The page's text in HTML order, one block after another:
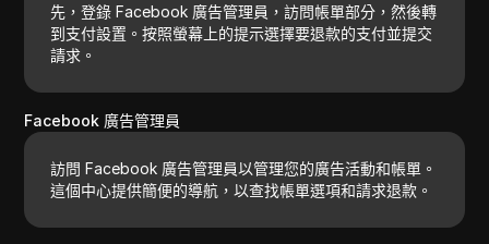
先，登錄 Facebook 廣告管理員，訪問帳單部分，然後轉
到支付設置。按照螢幕上的提示選擇要退款的支付並提交
請求。
Facebook 廣告管理員
訪問 Facebook 廣告管理員以管理您的廣告活動和帳單。
這個中心提供簡便的導航，以查找帳單選項和請求退款。